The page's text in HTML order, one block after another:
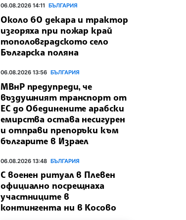
06.08.2026 14:11 БЪЛГАРИЯ
Около 60 декара и трактор
изгоряха при пожар край
тополовградското село
Българска поляна
06.08.2026 13:56 БЪЛГАРИЯ
МВнР предупреди, че
въздушният транспорт от
ЕС до Обединените арабски
емирства остава несигурен
и отправи препоръки към
българите в Израел
06.08.2026 13:48 БЪЛГАРИЯ
С военен ритуал в Плевен
официално посрещнаха
участниците в
контингента ни в Косово